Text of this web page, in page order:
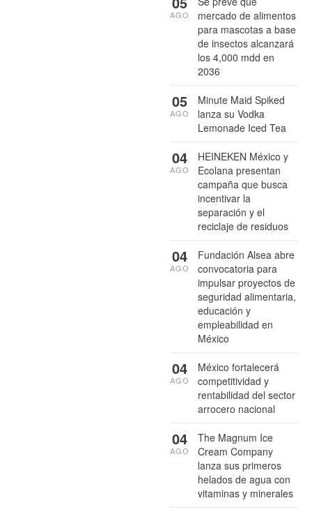
mercado de alimentos
para mascotas a base
de insectos alcanzará
los 4,000 mdd en
2036
AGO
Minute Maid Spiked
lanza su Vodka
Lemonade Iced Tea
05
AGO
HEINEKEN México y
Ecolana presentan
campaña que busca
incentivar la
separación y el
reciclaje de residuos
04
AGO
Fundación Alsea abre
convocatoria para
impulsar proyectos de
seguridad alimentaria,
educación y
empleabilidad en
México
04
AGO
México fortalecerá
competitividad y
rentabilidad del sector
arrocero nacional
04
AGO
The Magnum Ice
Cream Company
lanza sus primeros
helados de agua con
vitaminas y minerales
04
AGO